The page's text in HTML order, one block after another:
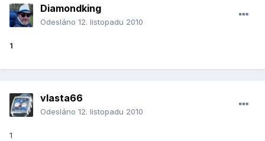
Diamondking
Odesláno 12. listopadu 2010
1
vlasta66
Odesláno 12. listopadu 2010
1